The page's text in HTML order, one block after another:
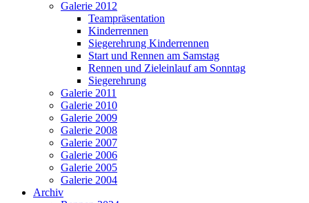
Galerie 2012
Teampräsentation
Kinderrennen
Siegerehrung Kinderrennen
Start und Rennen am Samstag
Rennen und Zieleinlauf am Sonntag
Siegerehrung
Galerie 2011
Galerie 2010
Galerie 2009
Galerie 2008
Galerie 2007
Galerie 2006
Galerie 2005
Galerie 2004
Archiv